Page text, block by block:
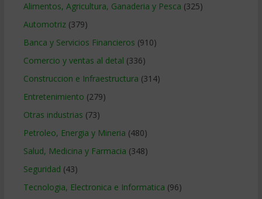
Alimentos, Agricultura, Ganaderia y Pesca (325)
Automotriz(379)
Banca y Servicios Financieros (910)
Comercio y ventas al detal (336)
Construccion e Infraestructura (314)
Entretenimiento (279)
Otras industrias (73)
Petroleo, Energia y Mineria (480)
Salud, Medicina y Farmacia (348)
Seguridad (43)
Tecnologia, Electronica e Informatica (96)